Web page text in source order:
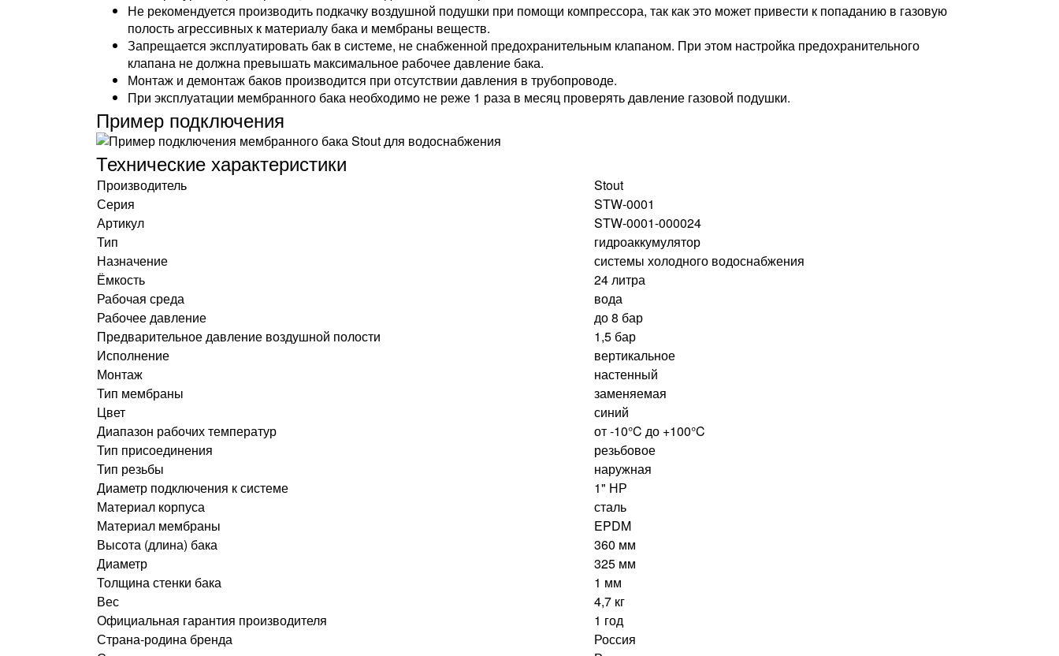
Не рекомендуется производить подкачку воздушной подушки при помощи компрессора, так как это может привести к попаданию в газовую
полость агрессивных к материалу бака и мембраны веществ.
Запрещается эксплуатировать бак в системе, не снабженной предохранительным клапаном. При этом настройка предохранительного
клапана не должна превышать максимальное рабочее давление бака.
Монтаж и демонтаж баков производится при отсутствии давления в трубопроводе.
При эксплуатации мембранного бака необходимо не реже 1 раза в месяц проверять давление газовой подушки.
Пример подключения
Технические характеристики
Производитель
Stout
Серия
STW-0001
Артикул
STW-0001-000024
Тип
гидроаккумулятор
Назначение
системы холодного водоснабжения
Ёмкость
24 литра
Рабочая среда
вода
Рабочее давление
до 8 бар
Предварительное давление воздушной полости
1,5 бар
Исполнение
вертикальное
Монтаж
настенный
Тип мембраны
заменяемая
Цвет
синий
Диапазон рабочих температур
от -10°C до +100°C
Тип присоединения
резьбовое
Тип резьбы
наружная
Диаметр подключения к системе
1" НР
Материал корпуса
сталь
Материал мембраны
EPDM
Высота (длина) бака
360 мм
Диаметр
325 мм
Толщина стенки бака
1 мм
Вес
4,7 кг
Официальная гарантия производителя
1 год
Страна-родина бренда
Россия